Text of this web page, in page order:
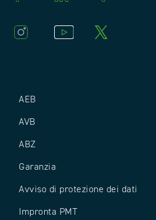
AEB
AVB
ABZ
Garanzia
Avviso di protezione dei dati
Impronta PMT